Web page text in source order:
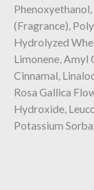
(Fragrance),
Hydrolyzed
Limonene, Amyl
Cinnamal,
Rosa Gallica
Hydroxide,
Potassium